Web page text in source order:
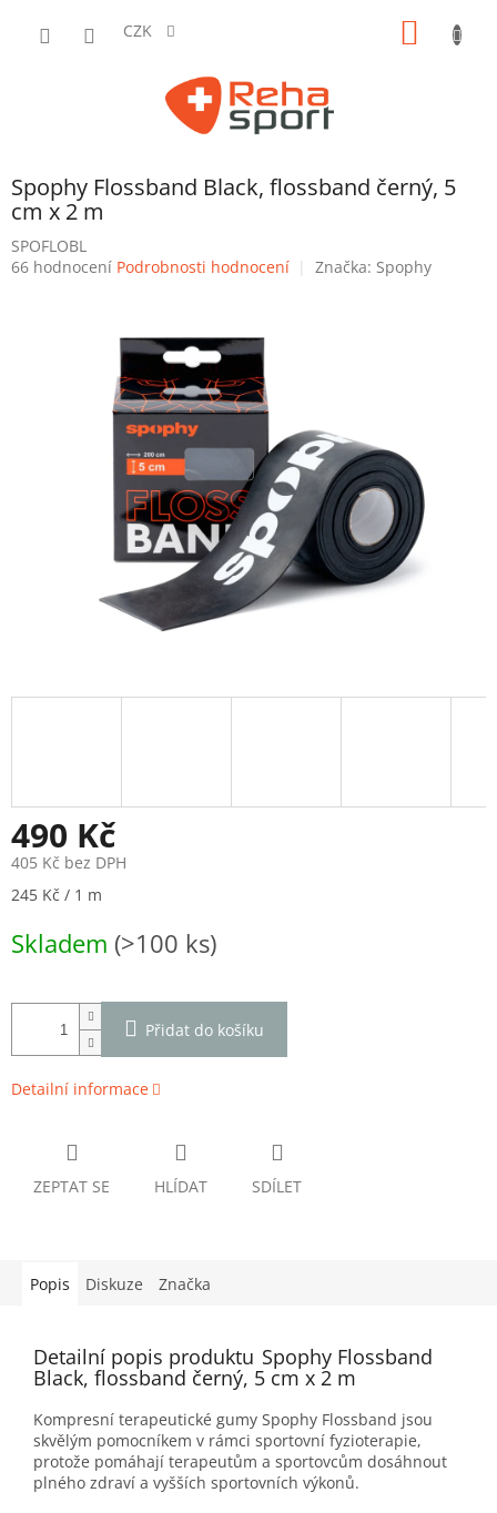
CZK
Spophy Flossband Black, flossband černý, 5
cm x 2 m
SPOFLOBL
Průměrné
66 hodnocení Podrobnosti hodnocení Značka: Spophy
490 Kč
405 Kč bez DPH
Měrná
245 Kč / 1 m
Skladem (>100 ks)
Přidat do košíku
Detailní informace
ZEPTAT SE HLÍDAT SDÍLET
Popis Diskuze Značka
Detailní popis produktu Spophy Flossband
Black, flossband černý, 5 cm x 2 m
Kompresní terapeutické gumy Spophy Flossband jsou
skvělým pomocníkem v rámci sportovní fyzioterapie,
protože pomáhají terapeutům a sportovcům dosáhnout
plného zdraví a vyšších sportovních výkonů.